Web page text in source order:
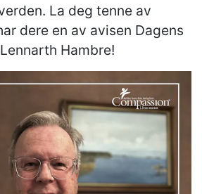
La deg tenne av
dere en av avisen Dagens
Hambre!